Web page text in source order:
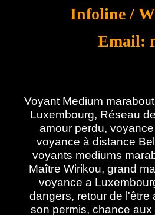
Infoline /
Email:
Voyant Medium
Luxembourg, Réseau
amour perdu,
voyance à distance
voyants mediums
Maître Wirikou, grand
voyance a
dangers, retour de l'être
son permis, chance